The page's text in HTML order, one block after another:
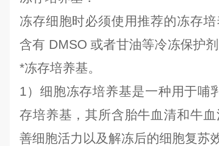
冻存细胞时必须使用推荐的冻存
含有 DMSO 或者甘油等冷冻保护
*冻存培养基。
1）细胞冻存培养基是一种用于哺
存培养基，其所含胎牛血清和牛
善细胞活力以及解冻后的细胞复苏